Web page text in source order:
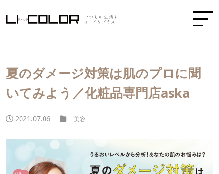
夏のダメージ対策は肌のプロに聞
いてみよう／化粧品専門店aska
2021.07.06 美容